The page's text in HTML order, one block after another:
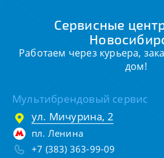
Сервисные
Работаем через курьера,
дом!
Мультибрендовый сервис
ул. Мичурина, 2
пл. Ленина
+7 (383) 363-99-09